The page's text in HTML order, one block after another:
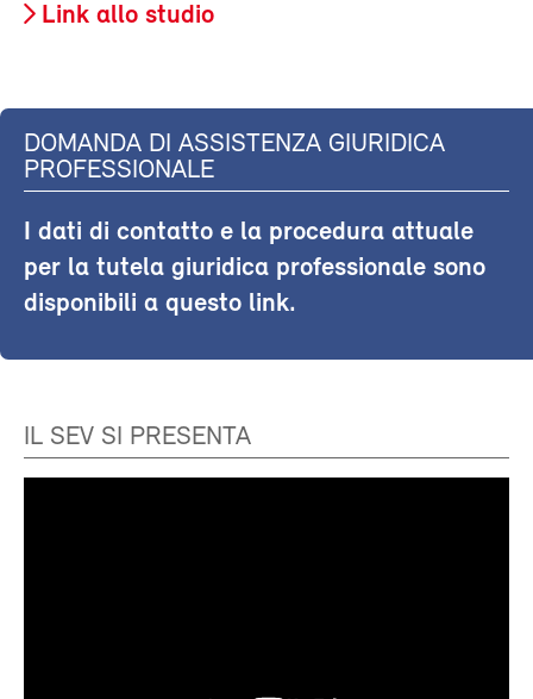
Link allo studio
DOMANDA DI ASSISTENZA GIURIDICA
PROFESSIONALE
I dati di contatto e la procedura attuale
per la tutela giuridica professionale sono
disponibili a questo link.
IL SEV SI PRESENTA